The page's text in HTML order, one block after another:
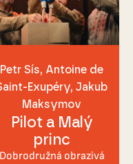
Petr Sís, Antoine de
Exupéry, Jakub
Maksymov
Pilot a Malý
princ
Dobrodružná obrazivá